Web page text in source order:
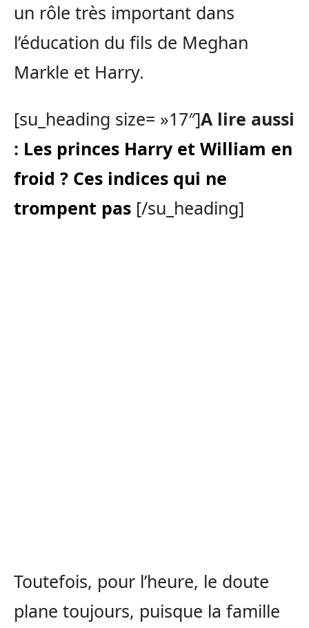
un rôle très important dans
l’éducation du fils de Meghan
Markle et Harry.
[su_heading size= »17″]A lire aussi
: Les princes Harry et William en
froid ? Ces indices qui ne
trompent pas [/su_heading]
Toutefois, pour l’heure, le doute
plane toujours, puisque la famille